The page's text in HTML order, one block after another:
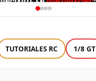
TUTORIALES RC 1/8 GT